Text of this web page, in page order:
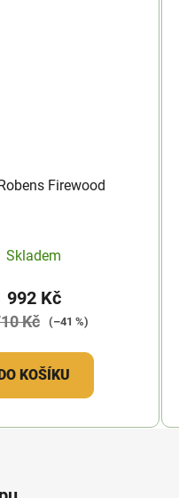
Firewood
Skladem
992 Kč
Kč (–41 %)
DO KOŠÍKU